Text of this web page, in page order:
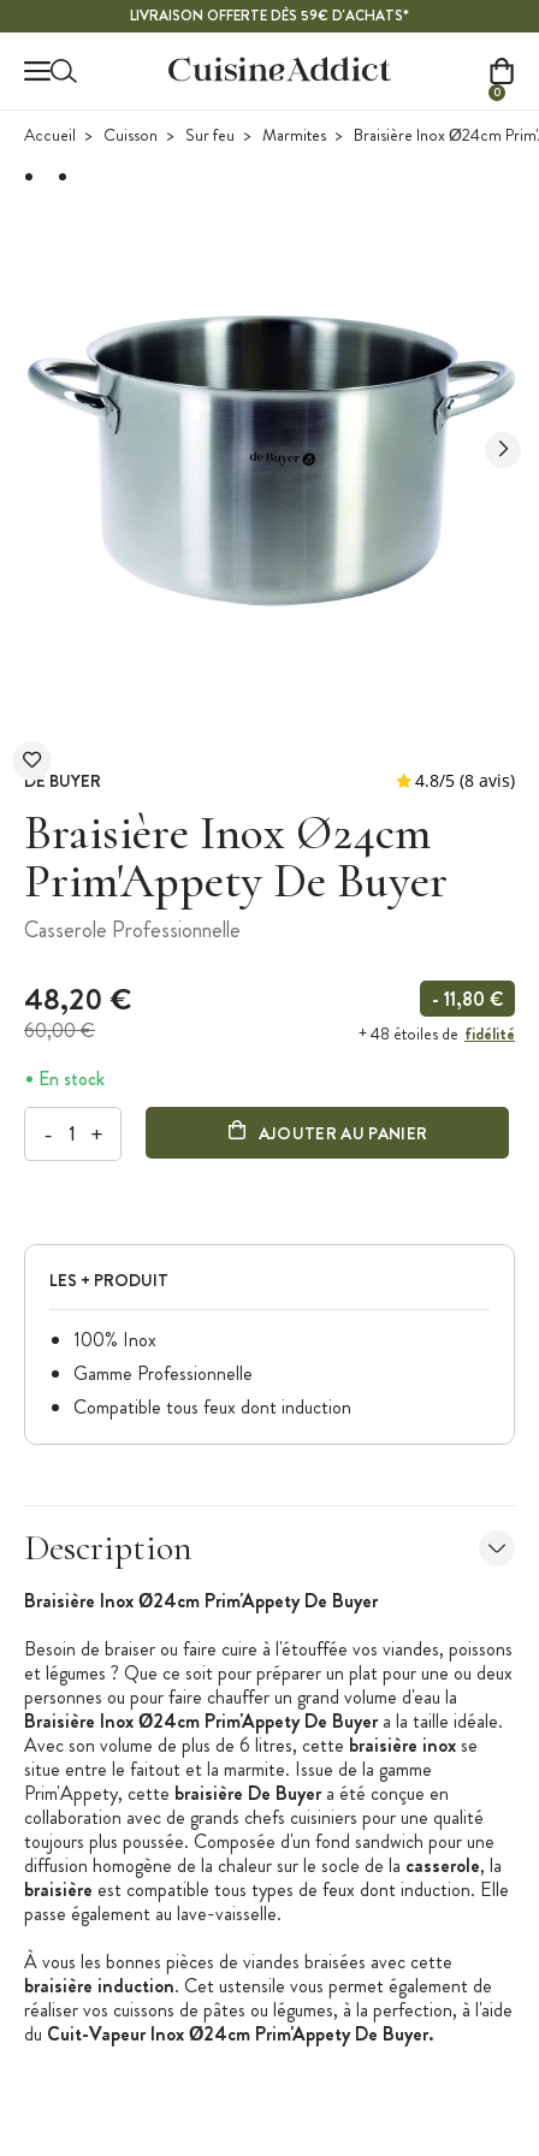
LIVRAISON OFFERTE DÈS 59€ D'ACHATS*
0
Accueil Cuisson Sur feu Marmites Braisière Inox Ø24cm
DE BUYER
Braisière Inox Ø24cm
Prim'Appety De Buyer
Casserole Professionnelle
48,20 €
60,00 €
- 11,80 €
+ 48 étoiles de fidélité
En stock
- + AJOUTER AU PANIER
LES + PRODUIT
100% Inox
Gamme Professionnelle
Compatible tous feux dont induction
Description
Braisière Inox Ø24cm Prim'Appety De Buyer
Besoin de braiser ou faire cuire à l'étouffée vos viandes, poissons
et légumes ? Que ce soit pour préparer un plat pour une ou deux
personnes ou pour faire chauffer un grand volume d'eau la
Braisière Inox Ø24cm Prim'Appety De Buyera la taille idéale.
Avec son volume de plus de 6 litres, cette braisière inoxse
situe entre le faitout et la marmite. Issue de la gamme
Prim'Appety, cette braisière De Buyera été conçue en
collaboration avec de grands chefs cuisiniers pour une qualité
toujours plus poussée. Composée d'un fond sandwich pour une
diffusion homogène de la chaleur sur le socle de la casserole, la
braisière est compatible tous types de feux dont induction. Elle
passe également au lave-vaisselle.
À vous les bonnes pièces de viandes braisées avec cette
braisière induction. Cet ustensile vous permet également de
réaliser vos cuissons de pâtes ou légumes, à la perfection, à l'aide
du Cuit-Vapeur InoxØ24cm Prim'Appety De Buyer.